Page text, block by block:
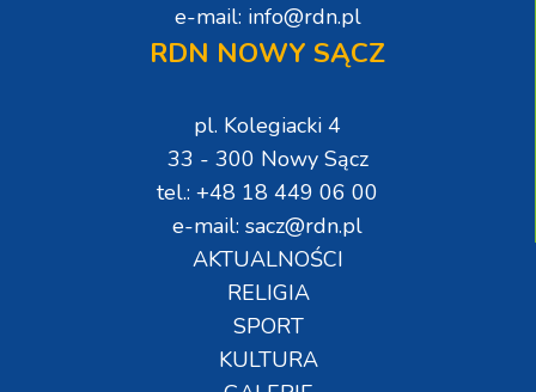
e-mail: info@rdn.pl
RDN NOWY SĄCZ
pl. Kolegiacki 4
33 - 300 Nowy Sącz
tel.: +48 18 449 06 00
e-mail: sacz@rdn.pl
AKTUALNOŚCI
RELIGIA
SPORT
KULTURA